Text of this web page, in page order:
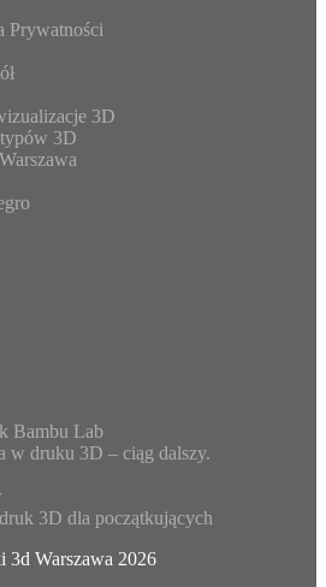
Prywatności
3D
3D
Bambu Lab
w druku 3D – ciąg dalszy.
3D dla początkujących
Warszawa 2026